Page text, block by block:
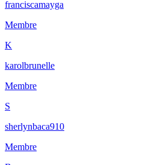
franciscamayga
Membre
K
karolbrunelle
Membre
S
sherlynbaca910
Membre